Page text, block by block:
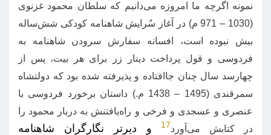
نمونه اگرچه ما امروزه می‌دانیم که سلطان محمود غزنوی
(1030 – 971
م)در آغاز سُرایش شاهنامه کودکی شش‌ساله
بیش نبوده است، افسانه سفارش سرودن شاهنامه به
فردوسی و قول پرداخت دینار زر برای هر بیت، پس از
چهارسد سال چنان جاافتاده و پذیرفته شده بود که دولتشاه
سمرقندی(1495 – 1438 م.) داستان برخورد فردوسی با
عنصری و عسجدی و فرخی و راه‌یافتنش به دربار محمود را
در کتابش می‌آورد17
و دیرتر نگارگران شاهنامه